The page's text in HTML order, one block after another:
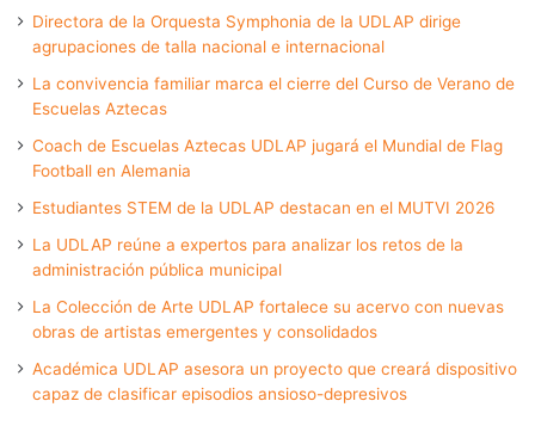
Directora de la Orquesta Symphonia de la UDLAP dirige
agrupaciones de talla nacional e internacional
La convivencia familiar marca el cierre del Curso de Verano de
Escuelas Aztecas
Coach de Escuelas Aztecas UDLAP jugará el Mundial de Flag
Football en Alemania
Estudiantes STEM de la UDLAP destacan en el MUTVI 2026
La UDLAP reúne a expertos para analizar los retos de la
administración pública municipal
La Colección de Arte UDLAP fortalece su acervo con nuevas
obras de artistas emergentes y consolidados
Académica UDLAP asesora un proyecto que creará dispositivo
capaz de clasificar episodios ansioso-depresivos